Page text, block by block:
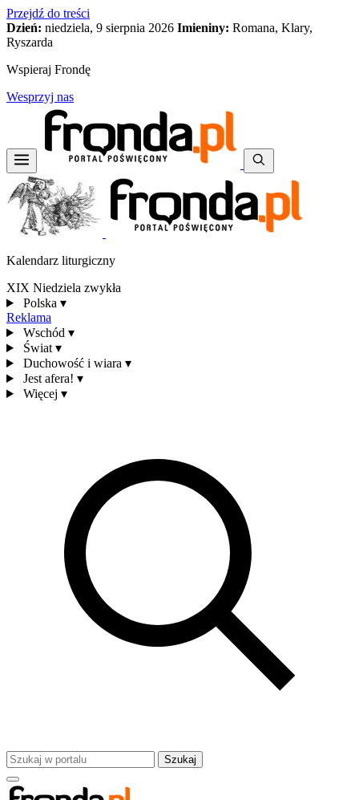
Przejdź do treści
Dzień: niedziela, 9 sierpnia 2026 Imieniny: Romana, Klary,
Ryszarda
Wspieraj Frondę
Wesprzyj nas
Kalendarz liturgiczny
XIX Niedziela zwykła
Polska ▾
Reklama
Wschód ▾
Świat ▾
Duchowość i wiara ▾
Jest afera! ▾
Więcej ▾
Szukaj